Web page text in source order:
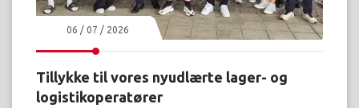
06 / 07 / 2026
Tillykke til vores nyudlærte lager- og
logistikoperatører